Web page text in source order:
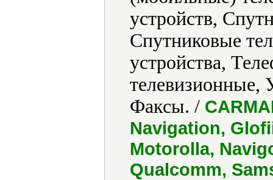
устройств,
Спутниковые
устройства,
телевизионные,
Факсы. /
Navigation,
Motorolla,
Qualcomm,